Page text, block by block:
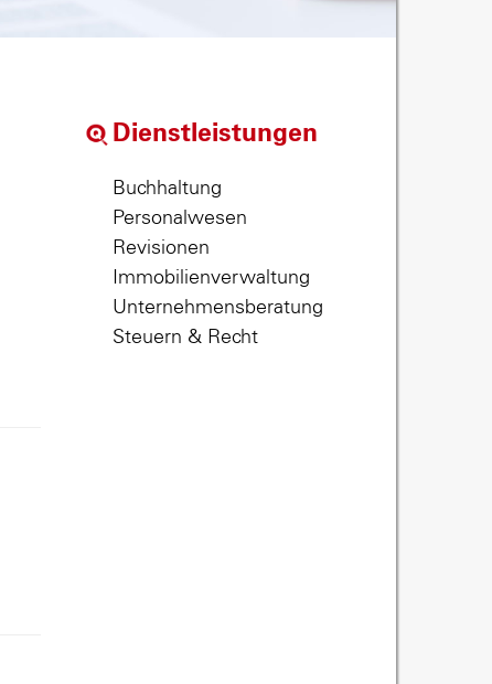
Dienstleistungen
Buchhaltung
Personalwesen
Revisionen
Immobilienverwaltung
Unternehmensberatung
Steuern & Recht